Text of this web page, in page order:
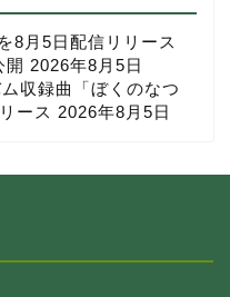
8月5日配信リリース
開 2026年8月5日
収録曲「ぼくのなつ
ース 2026年8月5日